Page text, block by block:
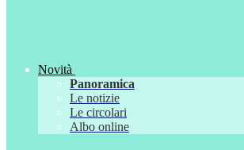
Novità
Panoramica
Le notizie
Le circolari
Albo online